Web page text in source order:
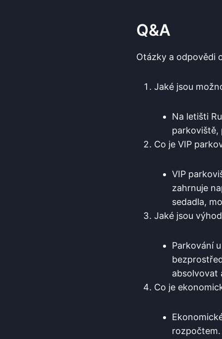
Q&A
Otázky a odpovědi
Jaké jsou
Na letišti
parkoviště,
Co⁢ je VIP
VIP⁤
zahrnuje
sedadla,
Jaké jsou
Parkování
absolvovat
Co je